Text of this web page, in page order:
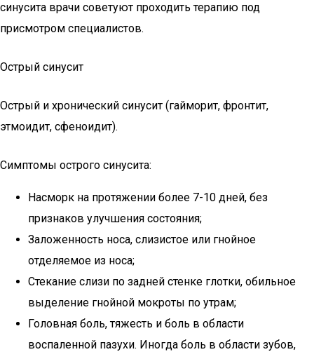
синусита врачи советуют проходить терапию под
присмотром специалистов.
Острый синусит
Острый и хронический синусит (гайморит, фронтит,
этмоидит, сфеноидит).
Симптомы острого синусита:
Насморк на протяжении более 7-10 дней, без
признаков улучшения состояния;
Заложенность носа, слизистое или гнойное
отделяемое из носа;
Стекание слизи по задней стенке глотки, обильное
выделение гнойной мокроты по утрам;
Головная боль, тяжесть и боль в области
воспаленной пазухи. Иногда боль в области зубов,